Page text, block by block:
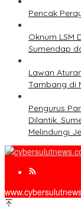
Pencak
Oknum LSM
Sumendap
Lawan
Tambang di
Pengurus
Dilantik.
Melindungi